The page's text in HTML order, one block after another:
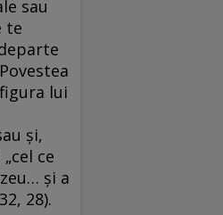
sau
te
lui
şi,
ce
şi a
28).